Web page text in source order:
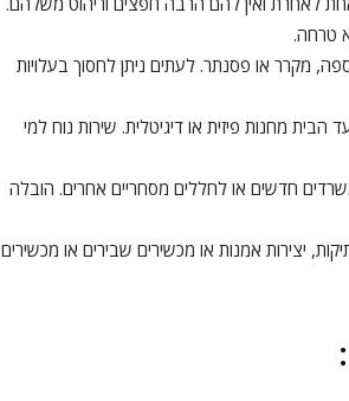
טרחה.
מקרר או פסנתר. לעתים ניתן לחסוך בעלויות
מחנות פיזית או דיגיטלית. שירות נוח למי
חדשים או לחללים מסחריים אחרים. הובלה
יצירות אמנות או מכשירים שבירים או מכשירים